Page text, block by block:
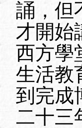
誦，但
才開始
西方學
生活教
到完成
二十三